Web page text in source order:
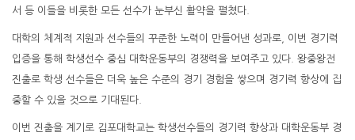
서 등 이들을 비롯한 모든 선수가 눈부신 활약을 펼쳤다.
대학의 체계적 지원과 선수들의 꾸준한 노력이 만들어낸 성과로, 이번 경기력
입증을 통해 학생선수 중심 대학운동부의 경쟁력을 보여주고 있다. 왕중왕전
진출로 학생 선수들은 더욱 높은 수준의 경기 경험을 쌓으며 경기력 향상에 집
중할 수 있을 것으로 기대된다.
이번 진출을 계기로 김포대학교는 학생선수들의 경기력 향상과 대학운동부 경